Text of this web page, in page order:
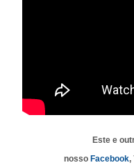
Este e
nosso Facebook,